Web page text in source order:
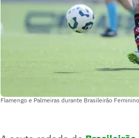
Flamengo e Palmeiras durante Brasileirão